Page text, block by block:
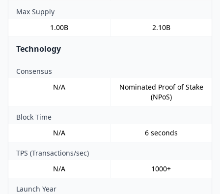
Max Supply
1.00B
2.10B
Technology
Consensus
N/A
Nominated Proof of Stake
(NPoS)
Block Time
N/A
6 seconds
TPS (Transactions/sec)
N/A
1000+
Launch Year